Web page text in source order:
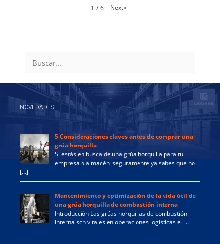
1 / 6 Next»
NOVEDADES
5 Consideraciones claves antes de comprar una
grúa horquilla
Si estás en busca de una grúa horquilla para tu
empresa o almacén, seguramente ya sabes que no
[…]
Mantenimiento y optimización de la vida útil de
una grúa horquilla de combustión interna
Introducción Las grúas horquillas de combustión
interna son vitales en operaciones logísticas e […]